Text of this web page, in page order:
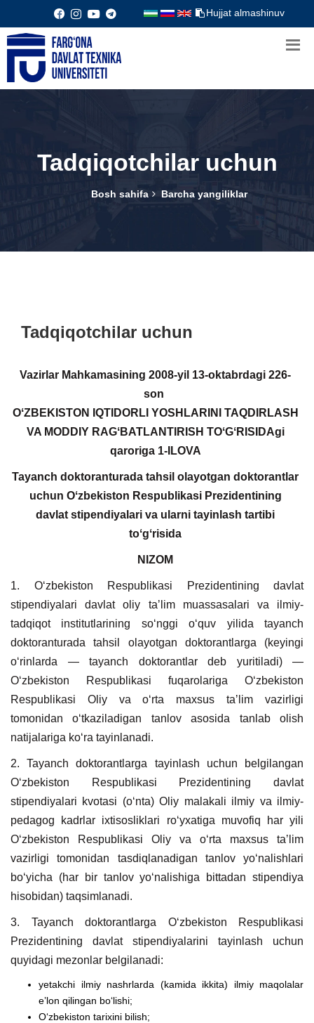
Hujjat almashinuv
Tadqiqotchilar uchun
Bosh sahifa Barcha yangiliklar
Tadqiqotchilar uchun
Vazirlar Mahkamasining 2008-yil 13-oktabrdagi 226-
son
OʻZBEKISTON IQTIDORLI YOSHLARINI TAQDIRLASH
VA MODDIY RAGʻBATLANTIRISH TOʻGʻRISIDAgi
qaroriga 1-ILOVA
Tayanch doktoranturada tahsil olayotgan doktorantlar
uchun Oʻzbekiston Respublikasi Prezidentining
davlat stipendiyalari va ularni tayinlash tartibi
toʻgʻrisida
NIZOM
1. Oʻzbekiston Respublikasi Prezidentining davlat
stipendiyalari davlat oliy taʼlim muassasalari va ilmiy-
tadqiqot institutlarining soʻnggi oʻquv yilida tayanch
doktoranturada tahsil olayotgan doktorantlarga (keyingi
oʻrinlarda — tayanch doktorantlar deb yuritiladi) —
Oʻzbekiston Respublikasi fuqarolariga Oʻzbekiston
Respublikasi Oliy va oʻrta maxsus taʼlim vazirligi
tomonidan oʻtkaziladigan tanlov asosida tanlab olish
natijalariga koʻra tayinlanadi.
2. Tayanch doktorantlarga tayinlash uchun belgilangan
Oʻzbekiston Respublikasi Prezidentining davlat
stipendiyalari kvotasi (oʻnta) Oliy malakali ilmiy va ilmiy-
pedagog kadrlar ixtisosliklari roʻyxatiga muvofiq har yili
Oʻzbekiston Respublikasi Oliy va oʻrta maxsus taʼlim
vazirligi tomonidan tasdiqlanadigan tanlov yoʻnalishlari
boʻyicha (har bir tanlov yoʻnalishiga bittadan stipendiya
hisobidan) taqsimlanadi.
3. Tayanch doktorantlarga Oʻzbekiston Respublikasi
Prezidentining davlat stipendiyalarini tayinlash uchun
quyidagi mezonlar belgilanadi:
yetakchi ilmiy nashrlarda (kamida ikkita) ilmiy maqolalar
eʼlon qilingan boʻlishi;
Oʻzbekiston tarixini bilish;